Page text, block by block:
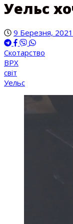
Уельс
9 Березня, 2021
Скотарство
ВРХ
світ
Уельс